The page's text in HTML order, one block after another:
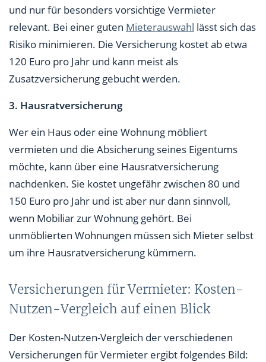
und nur für besonders vorsichtige Vermieter
relevant. Bei einer guten Mieterauswahl lässt sich das
Risiko minimieren. Die Versicherung kostet ab etwa
120 Euro pro Jahr und kann meist als
Zusatzversicherung gebucht werden.
3. Hausratversicherung
Wer ein Haus oder eine Wohnung möbliert
vermieten und die Absicherung seines Eigentums
möchte, kann über eine Hausratversicherung
nachdenken. Sie kostet ungefähr zwischen 80 und
150 Euro pro Jahr und ist aber nur dann sinnvoll,
wenn Mobiliar zur Wohnung gehört. Bei
unmöblierten Wohnungen müssen sich Mieter selbst
um ihre Hausratversicherung kümmern.
Versicherungen für Vermieter: Kosten-
Nutzen-Vergleich auf einen Blick
Der Kosten-Nutzen-Vergleich der verschiedenen
Versicherungen für Vermieter ergibt folgendes Bild: